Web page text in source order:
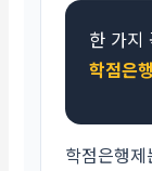
한 가지
학점은
학점은행